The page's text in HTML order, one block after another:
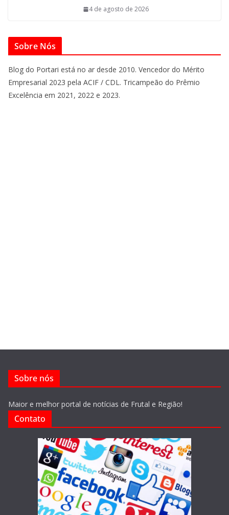
4 de agosto de 2026
Sobre Nós
Blog do Portari está no ar desde 2010. Vencedor do Mérito
Empresarial 2023 pela ACIF / CDL. Tricampeão do Prêmio
Excelência em 2021, 2022 e 2023.
Sobre nós
Maior e melhor portal de notícias de Frutal e Região!
Contato